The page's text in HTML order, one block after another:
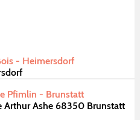
- Heimersdorf
Pfimlin - Brunstatt
Arthur Ashe 68350 Brunstatt